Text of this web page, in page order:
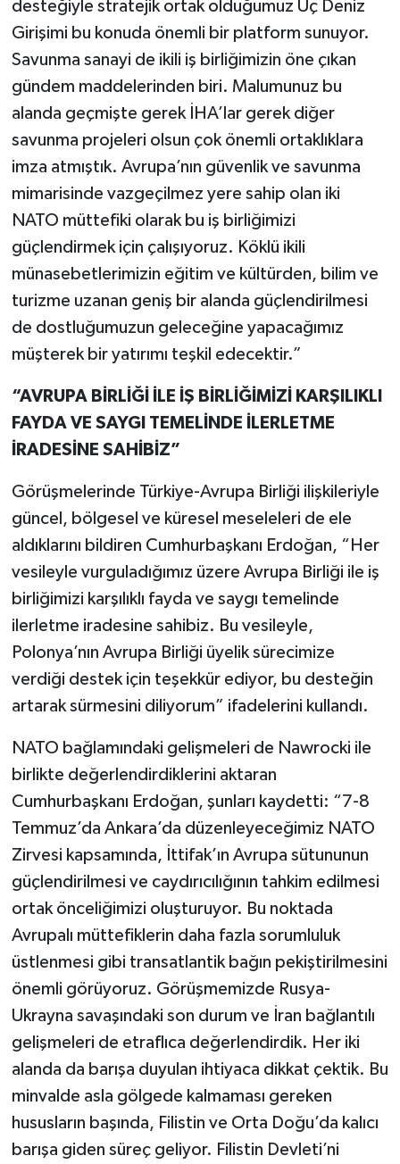
desteğiyle stratejik ortak olduğumuz Üç Deniz
Girişimi bu konuda önemli bir platform sunuyor.
Savunma sanayi de ikili iş birliğimizin öne çıkan
gündem maddelerinden biri. Malumunuz bu
alanda geçmişte gerek İHA’lar gerek diğer
savunma projeleri olsun çok önemli ortaklıklara
imza atmıştık. Avrupa’nın güvenlik ve savunma
mimarisinde vazgeçilmez yere sahip olan iki
NATO müttefiki olarak bu iş birliğimizi
güçlendirmek için çalışıyoruz. Köklü ikili
münasebetlerimizin eğitim ve kültürden, bilim ve
turizme uzanan geniş bir alanda güçlendirilmesi
de dostluğumuzun geleceğine yapacağımız
müşterek bir yatırımı teşkil edecektir.”
“AVRUPA BİRLİĞİ İLE İŞ BİRLİĞİMİZİ KARŞILIKLI
FAYDA VE SAYGI TEMELİNDE İLERLETME
İRADESİNE SAHİBİZ”
Görüşmelerinde Türkiye-Avrupa Birliği ilişkileriyle
güncel, bölgesel ve küresel meseleleri de ele
aldıklarını bildiren Cumhurbaşkanı Erdoğan, “Her
vesileyle vurguladığımız üzere Avrupa Birliği ile iş
birliğimizi karşılıklı fayda ve saygı temelinde
ilerletme iradesine sahibiz. Bu vesileyle,
Polonya’nın Avrupa Birliği üyelik sürecimize
verdiği destek için teşekkür ediyor, bu desteğin
artarak sürmesini diliyorum” ifadelerini kullandı.
NATO bağlamındaki gelişmeleri de Nawrocki ile
birlikte değerlendirdiklerini aktaran
Cumhurbaşkanı Erdoğan, şunları kaydetti: “7-8
Temmuz’da Ankara’da düzenleyeceğimiz NATO
Zirvesi kapsamında, İttifak’ın Avrupa sütununun
güçlendirilmesi ve caydırıcılığının tahkim edilmesi
ortak önceliğimizi oluşturuyor. Bu noktada
Avrupalı müttefiklerin daha fazla sorumluluk
üstlenmesi gibi transatlantik bağın pekiştirilmesini
önemli görüyoruz. Görüşmemizde Rusya-
Ukrayna savaşındaki son durum ve İran bağlantılı
gelişmeleri de etraflıca değerlendirdik. Her iki
alanda da barışa duyulan ihtiyaca dikkat çektik. Bu
minvalde asla gölgede kalmaması gereken
hususların başında, Filistin ve Orta Doğu’da kalıcı
barışa giden süreç geliyor. Filistin Devleti’ni